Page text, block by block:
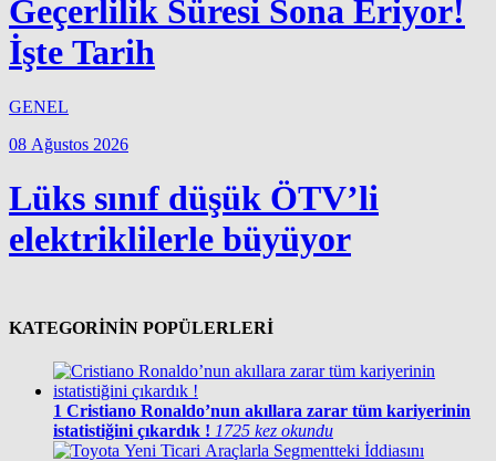
Geçerlilik Süresi Sona Eriyor!
İşte Tarih
GENEL
08 Ağustos 2026
Lüks sınıf düşük ÖTV’li
elektriklilerle büyüyor
KATEGORİNİN POPÜLERLERİ
1 Cristiano Ronaldo’nun akıllara zarar tüm kariyerinin
istatistiğini çıkardık ! 1725 kez okundu